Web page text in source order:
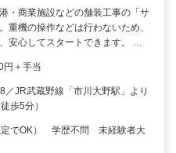
・商業施設などの舗装工事の「サ
重機の操作などは行わないため、
安心してスタートできます。 …
円＋手当
JR武蔵野線「市川大野駅」より
歩5分）
定でOK） 学歴不問 未経験者大